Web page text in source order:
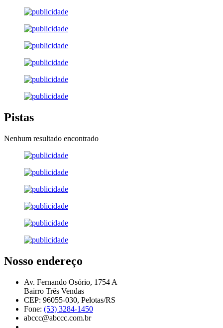
Pistas
Nenhum resultado encontrado
Nosso endereço
Av. Fernando Osório, 1754 A
Bairro Três Vendas
CEP: 96055-030, Pelotas/RS
Fone: (53) 3284-1450
abccc@abccc.com.br